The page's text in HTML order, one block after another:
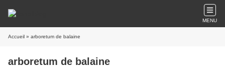
MENU
Accueil » arboretum de balaine
arboretum de balaine